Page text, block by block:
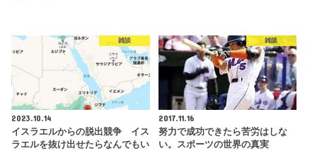
雑談
2023.10.14
イスラエルからの脱出競争 イス
ラエルを抜け出せたらなんでもい
雑談
2017.11.16
努力で成功できたら苦労はしな
い。スポーツの世界の真実